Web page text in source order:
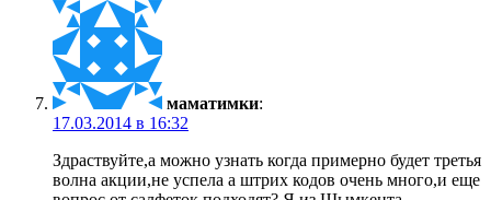
маматимки:
17.03.2014 в 16:32
Здраствуйте,а можно узнать когда примерно будет третья
волна акции,не успела а штрих кодов очень много,и еще